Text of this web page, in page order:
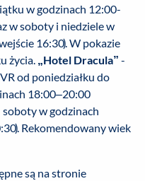
w godzinach 12:00-
w soboty i niedziele w
16:30). W pokazie
życia. „Hotel Dracula” -
od poniedziałku do
18:00–20:00
w godzinach
Rekomendowany wiek
są na stronie